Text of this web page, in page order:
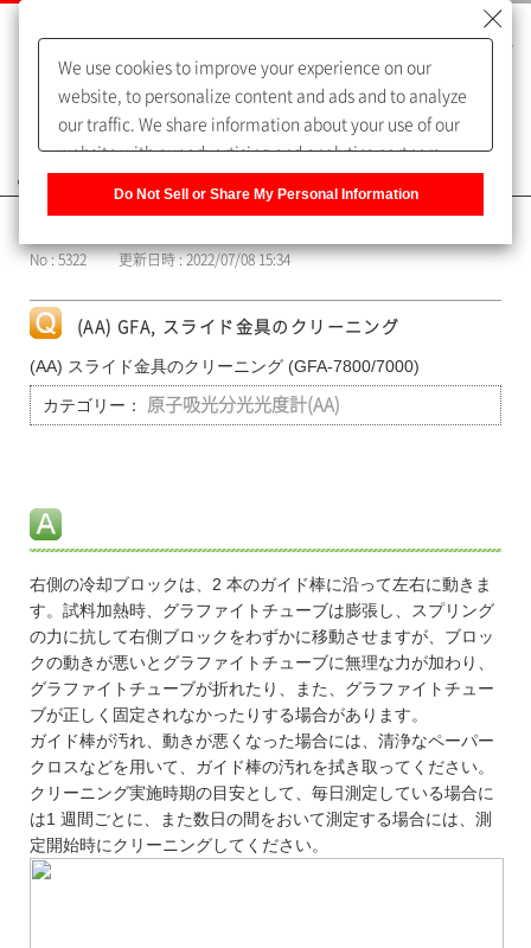
よくあるご質問（FAQ）
No : 5322 更新日時 : 2022/07/08 15:34
(AA) GFA, スライド金具のクリーニング
(AA) スライド金具のクリーニング (GFA-7800/7000)
カテゴリー： 原子吸光分光光度計(AA)
右側の冷却ブロックは、2 本のガイド棒に沿って左右に動きま
す。試料加熱時、グラファイトチューブは膨張し、スプリング
の力に抗して右側ブロックをわずかに移動させますが、ブロッ
クの動きが悪いとグラファイトチューブに無理な力が加わり、
グラファイトチューブが折れたり、また、グラファイトチュー
ブが正しく固定されなかったりする場合があります。
ガイド棒が汚れ、動きが悪くなった場合には、清浄なペーパー
クロスなどを用いて、ガイド棒の汚れを拭き取ってください。
クリーニング実施時期の目安として、毎日測定している場合に
は1 週間ごとに、また数日の間をおいて測定する場合には、測
定開始時にクリーニングしてください。
We use cookies to improve your experience on our
website, to personalize content and ads and to analyze
our traffic. We share information about your use of our
website with our advertising and analytics partners,
of our sharing information about you with our partners.
Information] to customize your cookie settings on our
Do Not Sell or Share My Personal Information